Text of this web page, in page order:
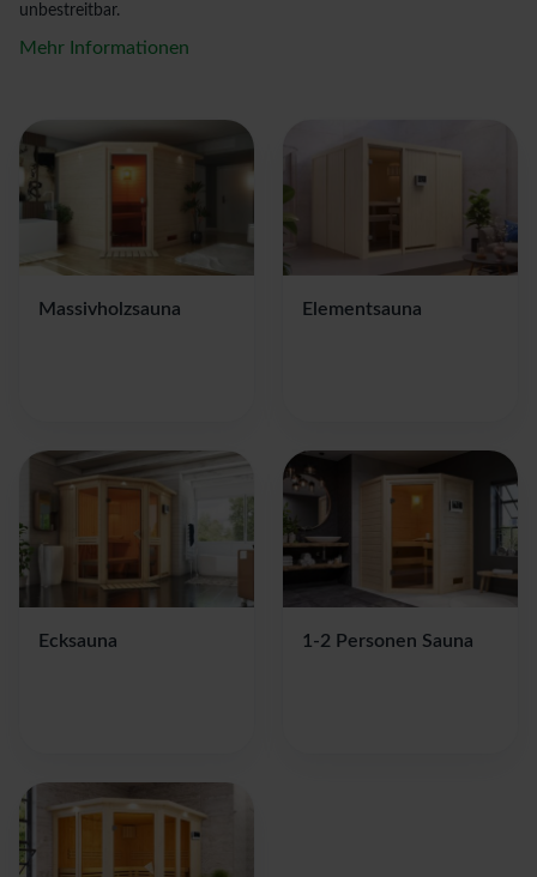
unbestreitbar.
Mehr Informationen
Massivholzsauna Elementsauna
Ecksauna 1-2 Personen Sauna